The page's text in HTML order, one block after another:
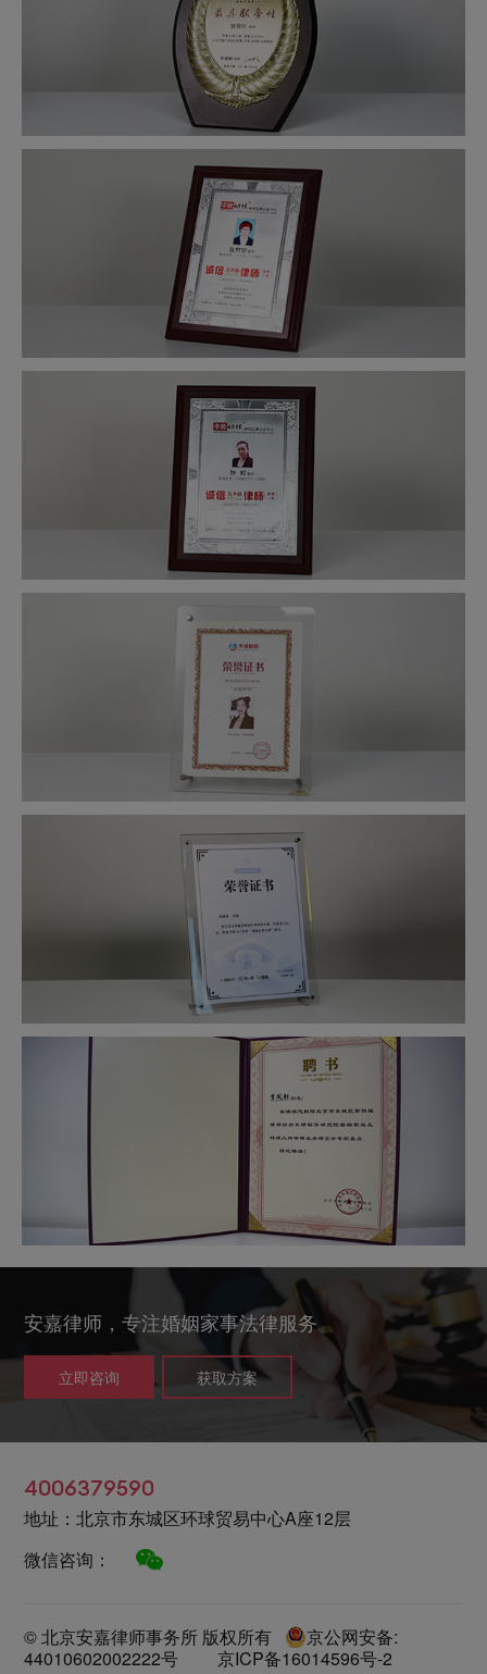
安嘉律师，专注婚姻家事法律服务
立即咨询 获取方案
4006379590
地址：北京市东城区环球贸易中心A座12层
微信咨询：
© 北京安嘉律师事务所 版权所有
京公网安备:
44010602002222号
京ICP备16014596号-2